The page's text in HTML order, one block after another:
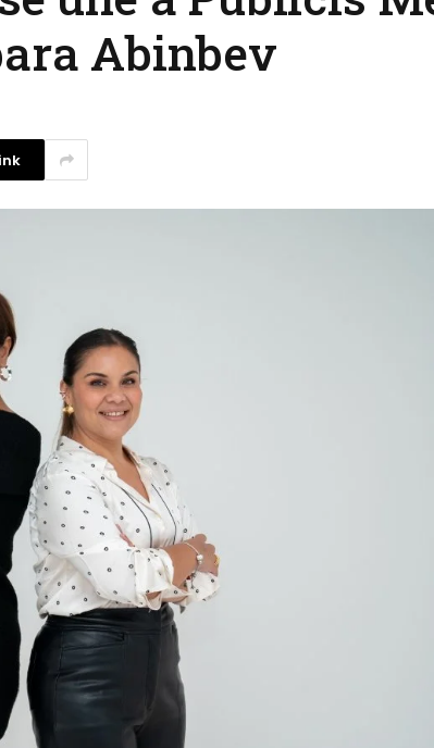
Abinbev
La competencia en redes